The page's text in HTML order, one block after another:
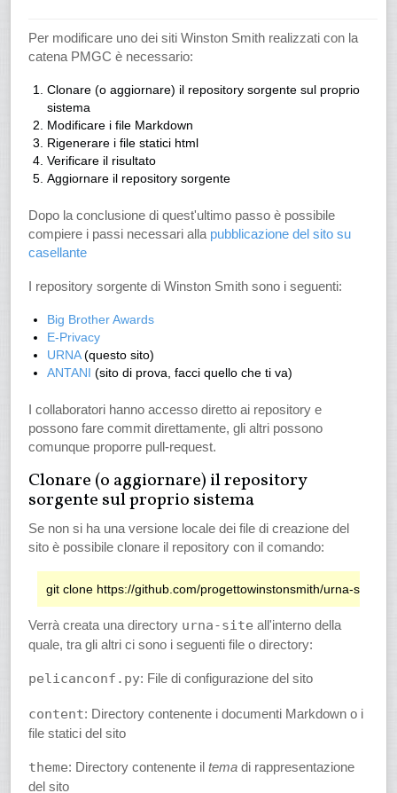
Per modificare uno dei siti Winston Smith realizzati con la
catena PMGC è necessario:
Clonare (o aggiornare) il repository sorgente sul proprio
sistema
Modificare i file Markdown
Rigenerare i file statici html
Verificare il risultato
Aggiornare il repository sorgente
Dopo la conclusione di quest'ultimo passo è possibile
compiere i passi necessari alla pubblicazione del sito su
casellante
I repository sorgente di Winston Smith sono i seguenti:
Big Brother Awards
E-Privacy
URNA(questo sito)
ANTANI (sito di prova, facci quello che ti va)
I collaboratori hanno accesso diretto ai repository e
possono fare commit direttamente, gli altri possono
comunque proporre pull-request.
Clonare (o aggiornare) il repository
sorgente sul proprio sistema
Se non si ha una versione locale dei file di creazione del
sito è possibile clonare il repository con il comando:
Verrà creata una directory urna-site all'interno della
quale, tra gli altri ci sono i seguenti file o directory:
pelicanconf.py: File di configurazione del sito
content: Directory contenente i documenti Markdown o i
file statici del sito
theme: Directory contenente iltema di rappresentazione
del sito